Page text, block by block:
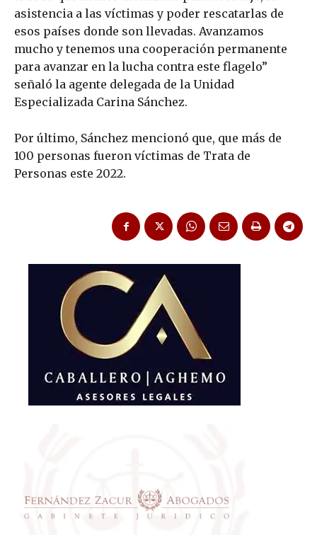
asistencia a las víctimas y poder rescatarlas de
esos países donde son llevadas. Avanzamos
mucho y tenemos una cooperación permanente
para avanzar en la lucha contra este flagelo”
señaló la agente delegada de la Unidad
Especializada Carina Sánchez.
Por último, Sánchez mencionó que, que más de
100 personas fueron víctimas de Trata de
Personas este 2022.